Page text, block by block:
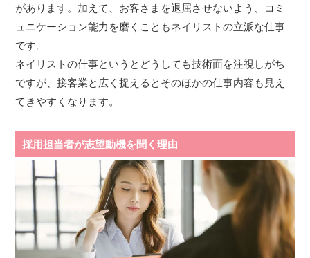
があります。加えて、お客さまを退屈させないよう、コミ
ュニケーション能力を磨くこともネイリストの立派な仕事
です。
ネイリストの仕事というとどうしても技術面を注視しがち
ですが、接客業と広く捉えるとそのほかの仕事内容も見え
てきやすくなります。
採用担当者が志望動機を聞く理由